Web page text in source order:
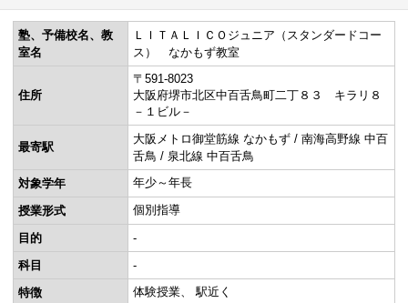
塾、予備校名、教
室名
ＬＩＴＡＬＩＣＯジュニア（スタンダードコー
ス） なかもず教室
住所
〒591-8023
大阪府堺市北区中百舌鳥町二丁８３ キラリ８
－１ビル－
最寄駅
大阪メトロ御堂筋線 なかもず / 南海高野線 中百
舌鳥 / 泉北線 中百舌鳥
対象学年
年少～年長
授業形式 個別指導
目的
-
科目
-
特徴
体験授業 駅近く